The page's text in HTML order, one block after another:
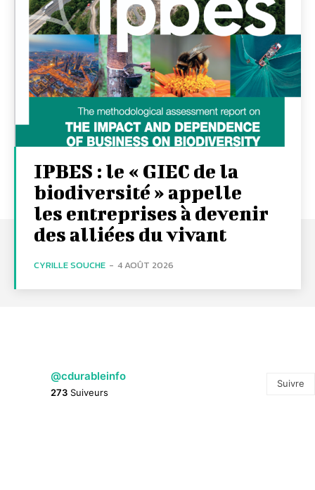
IPBES : le « GIEC de la
biodiversité » appelle
les entreprises à devenir
des alliées du vivant
CYRILLE SOUCHE - 4 AOÛT 2026
@cdurableinfo
273 Suiveurs
Suivre